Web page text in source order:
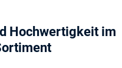
Hochwertigkeit im